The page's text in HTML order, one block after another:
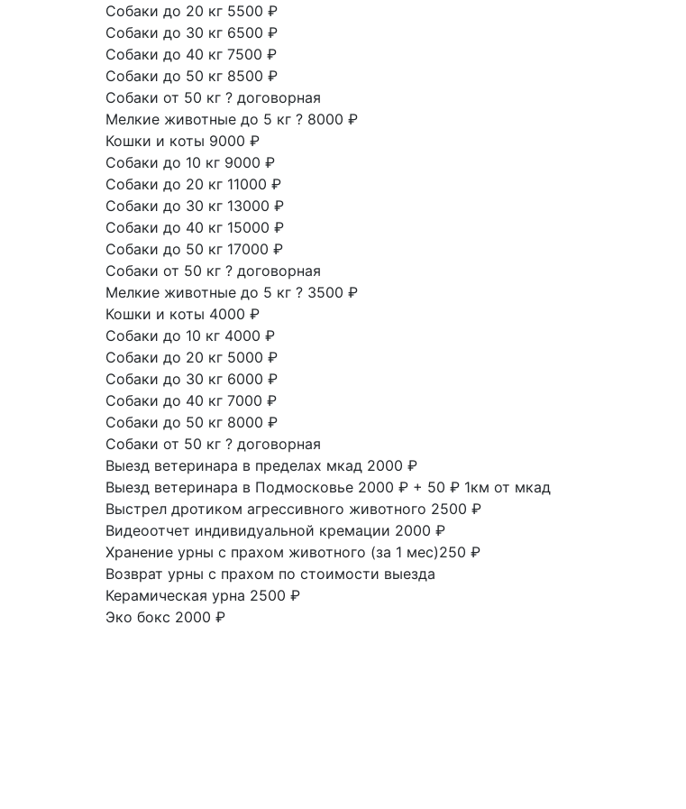
Собаки до 20 кг 5500 ₽
Собаки до 30 кг 6500 ₽
Собаки до 40 кг 7500 ₽
Собаки до 50 кг 8500 ₽
Собаки от 50 кг ? договорная
Мелкие животные до 5 кг ? 8000 ₽
Кошки и коты 9000 ₽
Собаки до 10 кг 9000 ₽
Собаки до 20 кг 11000 ₽
Собаки до 30 кг 13000 ₽
Собаки до 40 кг 15000 ₽
Собаки до 50 кг 17000 ₽
Собаки от 50 кг ? договорная
Мелкие животные до 5 кг ? 3500 ₽
Кошки и коты 4000 ₽
Собаки до 10 кг 4000 ₽
Собаки до 20 кг 5000 ₽
Собаки до 30 кг 6000 ₽
Собаки до 40 кг 7000 ₽
Собаки до 50 кг 8000 ₽
Собаки от 50 кг ? договорная
Выезд ветеринара в пределах мкад 2000 ₽
Выезд ветеринара в Подмосковье 2000 ₽ + 50 ₽ 1км от мкад
Выстрел дротиком агрессивного животного 2500 ₽
Видеоотчет индивидуальной кремации 2000 ₽
Хранение урны с прахом животного (за 1 мес)250 ₽
Возврат урны с прахом по стоимости выезда
Керамическая урна 2500 ₽
Эко бокс 2000 ₽